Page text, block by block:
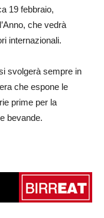
19 febbraio,
che vedrà
internazionali.
svolgerà sempre in
che espone le
prime per la
bevande.